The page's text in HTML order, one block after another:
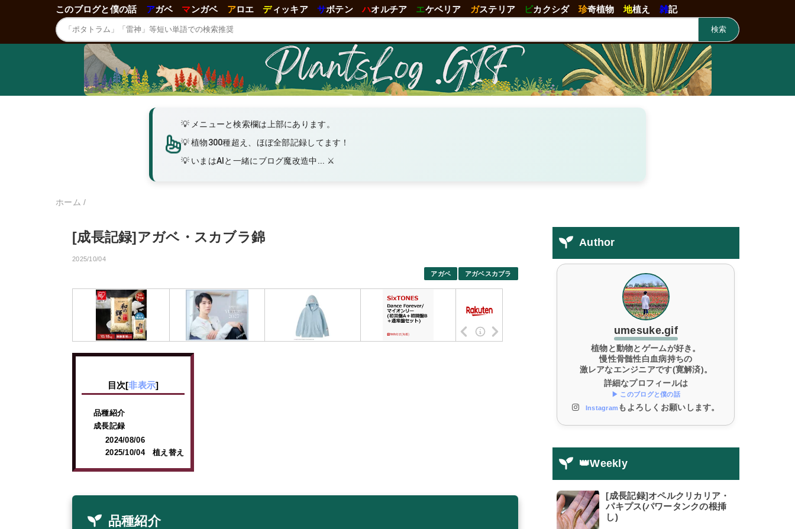
このブログと僕の話 アガベ マンガベ アロエ ディッキア サボテン ハオルチア エケベリア ガステリア ビカクシダ 珍奇植物 地植え 雑記
検索
メニューと検索欄は上部にあります。
植物300種超え、ほぼ全部記録してます！
いまはAIと一緒にブログ魔改造中... ⚔️
ホーム /
[成長記録]アガベ・スカブラ錦
2025/10/04
アガベ アガベスカブラ
目次[非表示]
品種紹介
成長記録
2024/08/06
2025/10/04 植え替え
品種紹介
Author
umesuke.gif
植物と動物とゲームが好き。
慢性骨髄性白血病持ちの
激レアなエンジニアです(寛解済)。
詳細なプロフィールは
▶ このブログと僕の話
Instagram もよろしくお願いします。
👑Weekly
[成長記録]オペルクリカリア・
パキプス(パワータンクの根挿
し)